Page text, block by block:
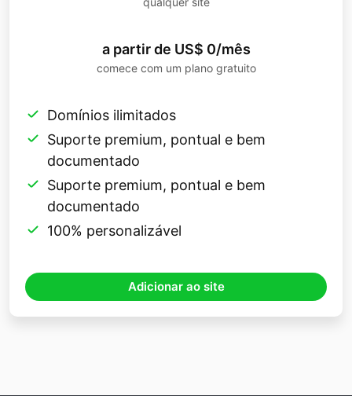
a partir de US$ 0/mês
comece com um plano gratuito
Domínios ilimitados
Suporte premium, pontual e bem
documentado
Suporte premium, pontual e bem
documentado
100% personalizável
Adicionar ao site